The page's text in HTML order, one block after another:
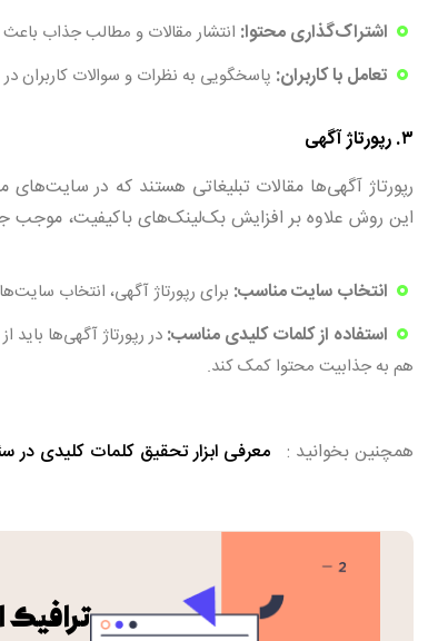
اشتراک‌گذاری محتوا: انتشار مقالات و مطالب جذاب
تعامل با کاربران: پاسخگویی به نظرات و سوالات کاربران
۳. رپورتاژ آگهی
رپورتاژ آگهی‌ها مقالات تبلیغاتی هستند که در
این روش علاوه بر افزایش بک‌لینک‌های باکیفیت،
انتخاب سایت مناسب: برای رپورتاژ آگهی، انتخاب
استفاده از کلمات کلیدی مناسب: در رپورتاژ آگهی‌ها
هم به جذابیت محتوا کمک کند.
همچنین بخوانید معرفی ابزار تحقیق کلمات کلیدی در
ترافیک